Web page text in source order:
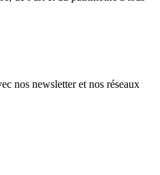
nos newsletter et nos réseaux